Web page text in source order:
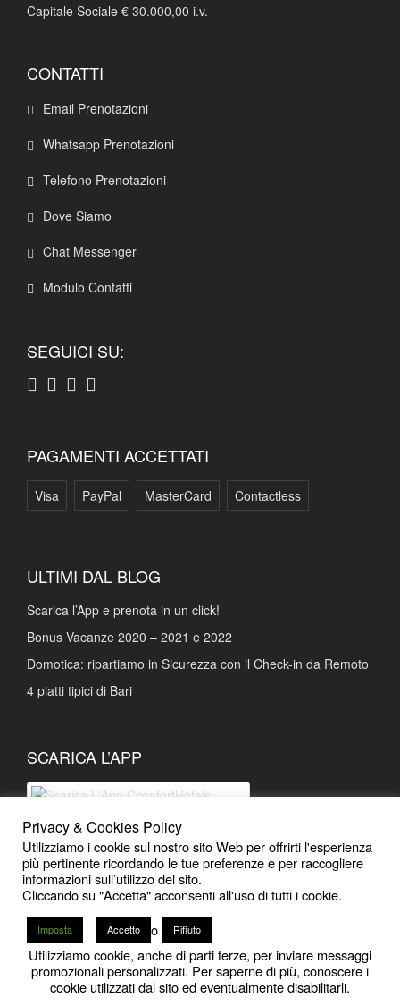
Capitale Sociale € 30.000,00 i.v.
CONTATTI
Email Prenotazioni
Whatsapp Prenotazioni
Telefono Prenotazioni
Dove Siamo
Chat Messenger
Modulo Contatti
SEGUICI SU:
PAGAMENTI ACCETTATI
Visa PayPal MasterCard Contactless
ULTIMI DAL BLOG
Scarica l’App e prenota in un click!
Bonus Vacanze 2020 – 2021 e 2022
Domotica: ripartiamo in Sicurezza con il Check-in da Remoto
4 piatti tipici di Bari
SCARICA L’APP
Scarica L'App Prenotazioni facili e
Sconti esclusivi
2020 - 2026CconfortHotels | Bari-Powered by iMB
Privacy & Cookies Policy
Utilizziamo i cookie sul nostro sito Web per offrirti l'esperienza
più pertinente ricordando le tue preferenze e per raccogliere
informazioni sull’utilizzo del sito.
Cliccando su "Accetta" acconsenti all'uso di tutti i cookie.
Imposta Accetto o Rifiuto
Utilizziamo cookie, anche di parti terze, per inviare messaggi
promozionali personalizzati. Per saperne di più, conoscere i
cookie utilizzati dal sito ed eventualmente disabilitarli.
12